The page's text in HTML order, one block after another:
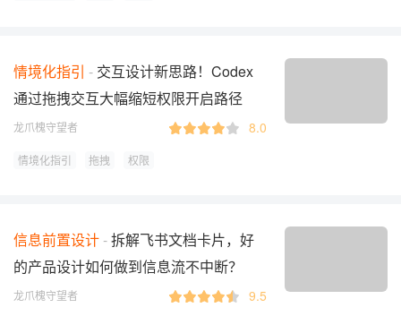
情境化指引
交互设计新思路！Codex
通过拖拽交互大幅缩短权限开启路径
龙爪槐守望者 8.0
情境化指引 拖拽 权限
信息前置设计 拆解飞书文档卡片，好
的产品设计如何做到信息流不中断？
龙爪槐守望者 9.5